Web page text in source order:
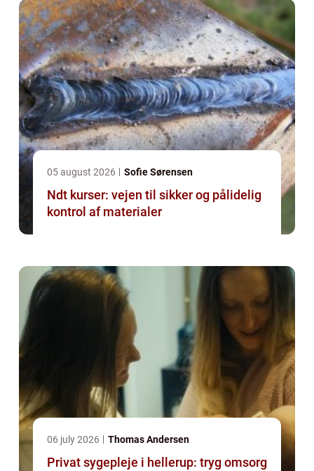
05 august 2026 Sofie Sørensen
Ndt kurser: vejen til sikker og pålidelig
kontrol af materialer
06 july 2026 Thomas Andersen
Privat sygepleje i hellerup: tryg omsorg